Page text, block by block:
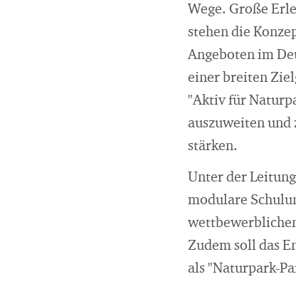
Wege. Große
stehen die
Angeboten im
einer breiten
"Aktiv für
auszuweiten
stärken.
Unter der
modulare
Zudem soll das
als "Naturpark-